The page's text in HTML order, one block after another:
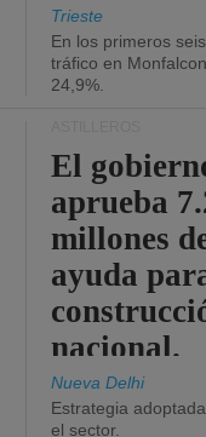
Trieste
En los primeros
tráfico en
24,9%.
El
aprueba
millones
ayuda
nacional.
Nueva Delhi
Estrategia
el sector.